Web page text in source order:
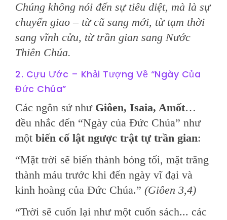
Chúng không nói đến sự tiêu diệt, mà là sự
chuyển giao – từ cũ sang mới, từ tạm thời
sang vĩnh cửu, từ trần gian sang Nước
Thiên Chúa.
2. Cựu Ước – Khải Tượng Về “Ngày Của
Đức Chúa”
Các ngôn sứ như Giôen, Isaia, Amốt…
đều nhắc đến “Ngày của Đức Chúa” như
một biến cố lật ngược trật tự trần gian:
“Mặt trời sẽ biến thành bóng tối, mặt trăng
thành máu trước khi đến ngày vĩ đại và
kinh hoàng của Đức Chúa.” (Giôen 3,4)
“Trời sẽ cuốn lại như một cuốn sách... các